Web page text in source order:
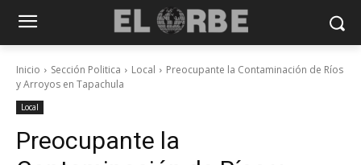
Inicio Sección Politica Local
Preocupante la Contaminación de Ríos
y Arroyos en Tapachula
Local
Preocupante la